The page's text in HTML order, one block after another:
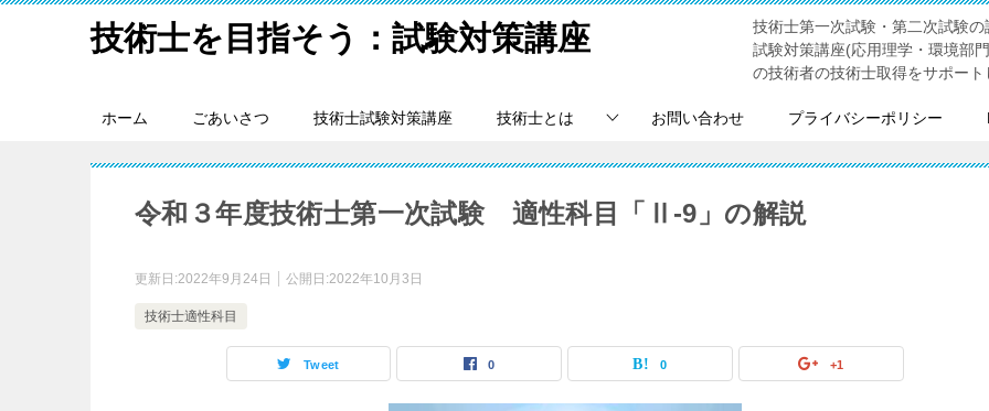
技術士を目指そう：試験対策講座
技術士第一次試験・第二次試験
試験対策講座(応用理学・環境部
の技術者の技術士取得をサポート
ホーム ごあいさつ 技術士試験対策講座 技術士とは お問い合わせ プライバシーポリシー
令和３年度技術士第一次試験 適性科目「Ⅱ-9」の解説
更新日:2022年9月24日 公開日:2022年10月3日
技術士適性科目
Tweet 0 0 +1